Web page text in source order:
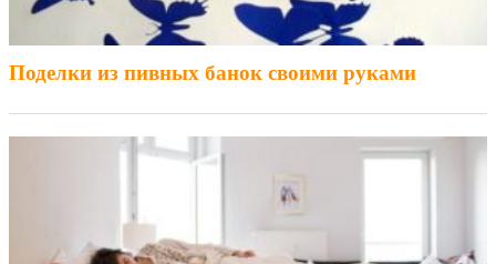
Поделки из пивных банок своими руками